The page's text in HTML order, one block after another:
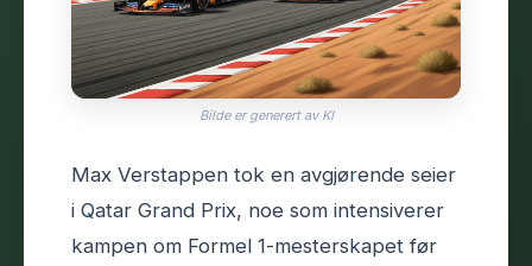
Bilde er generert av KI
Max Verstappen tok en avgjørende seier
i Qatar Grand Prix, noe som intensiverer
kampen om Formel 1-mesterskapet før